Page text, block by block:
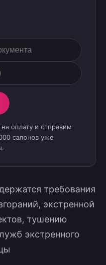
оплату и отправим
салонов уже
требования
экстренной
тушению
экстренного